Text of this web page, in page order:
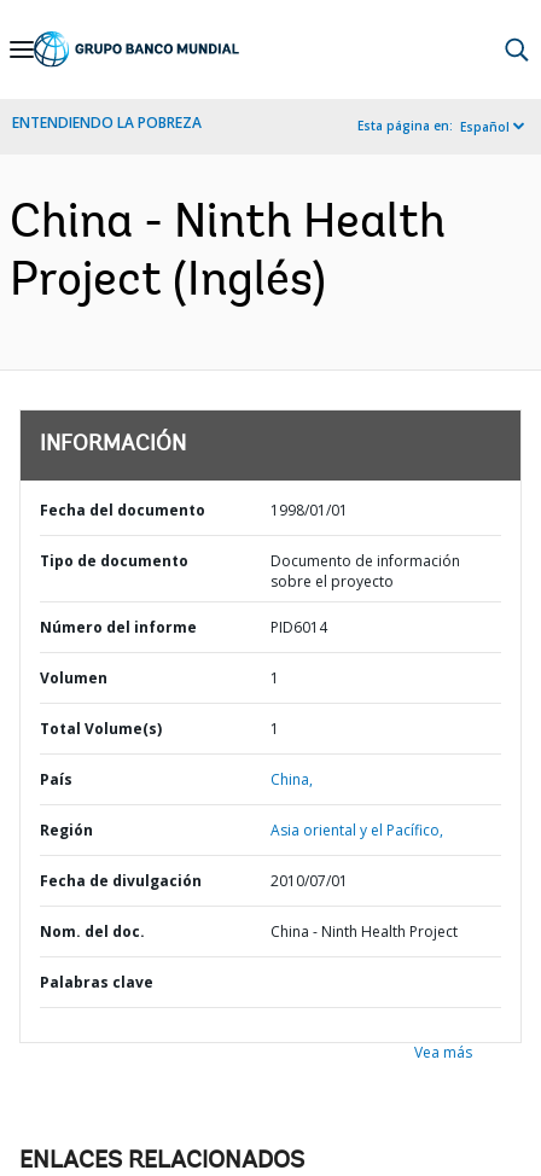
Skip
Navigation
ENTENDIENDO LA POBREZA Esta página en: Español
China - Ninth Health
Project (Inglés)
INFORMACIÓN
Fecha del documento 1998/01/01
Tipo de documento
Documento de información
sobre el proyecto
Número del informe PID6014
Volumen 1
Total Volume(s) 1
País China,
Región Asia oriental y el Pacífico,
Fecha de divulgación 2010/07/01
Nom. del doc. China - Ninth Health Project
Palabras clave
Vea más
ENLACES RELACIONADOS